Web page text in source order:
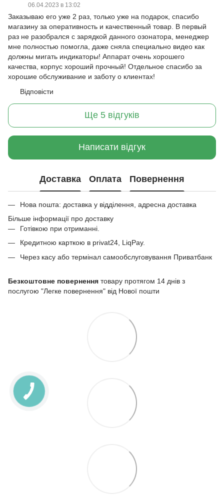
06.04.2023 в 13:02
Заказываю его уже 2 раз, только уже на подарок, спасибо
магазину за оперативность и качественный товар. В первый
раз не разобрался с зарядкой данного озонатора, менеджер
мне полностью помогла, даже сняла специально видео как
должны мигать индикаторы! Аппарат очень хорошего
качества, корпус хороший прочный! Отдельное спасибо за
хорошие обслуживание и заботу о клиентах!
Відповісти
Ще 5 відгуків
Написати відгук
Доставка Оплата Повернення
Нова пошта: доставка у відділення, адресна доставка
Більше інформації про доставку
Готівкою при отриманні.
Кредитною карткою в privat24, LiqPay.
Через касу або термінал самообслуговування Приватбанк
Безкоштовне повернення товару протягом 14 днів з
послугою "Легке повернення" від Нової пошти